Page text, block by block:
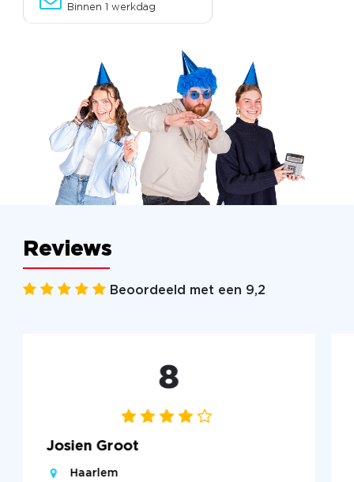
Binnen 1 werkdag
Reviews
Beoordeeld met een 9,2
8
Josien Groot
Haarlem